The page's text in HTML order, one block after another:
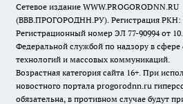
Сетевое издание WWW.PROGORODNN.RU
(ВВВ.ПРОГОРОДНН.РУ). Регистрация РКН:
Регистрационный номер ЭЛ 77-90994 от
Федеральной службой по надзору в
технологий и массовых коммуникаций.
Возрастная категория сайта 16+. При
новостного портала progorodnn.ru
обязательна, в противном случае будут